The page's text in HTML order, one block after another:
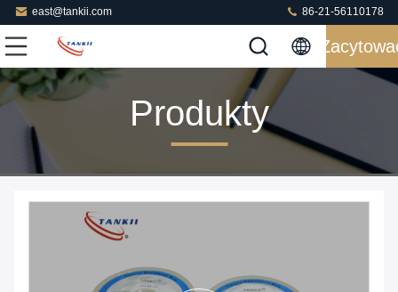
east@tankii.com 86-21-56110178
Produkty